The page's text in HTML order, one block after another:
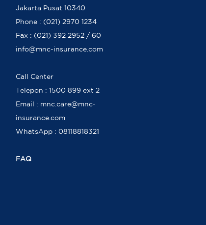
Jakarta Pusat 10340
Phone : (021) 2970 1234
Fax : (021) 392 2952 / 60
info@mnc-insurance.com
Call Center
Telepon : 1500 899 ext 2
Email : mnc.care@mnc-
insurance.com
WhatsApp : 08118818321
FAQ